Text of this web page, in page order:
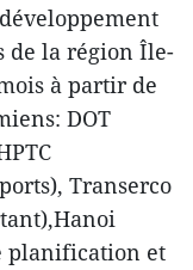
de la région Île-
à partir de
DOT
Transerco
planification et